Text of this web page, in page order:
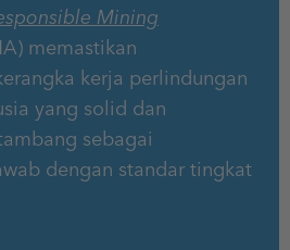
Mining
memastikan
kerja perlindungan
yang solid dan
sebagai
dengan standar tingkat